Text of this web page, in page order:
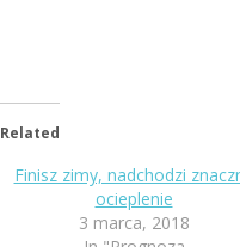
Related
Finisz zimy, nadchodzi
ocieplenie
3 marca, 2018